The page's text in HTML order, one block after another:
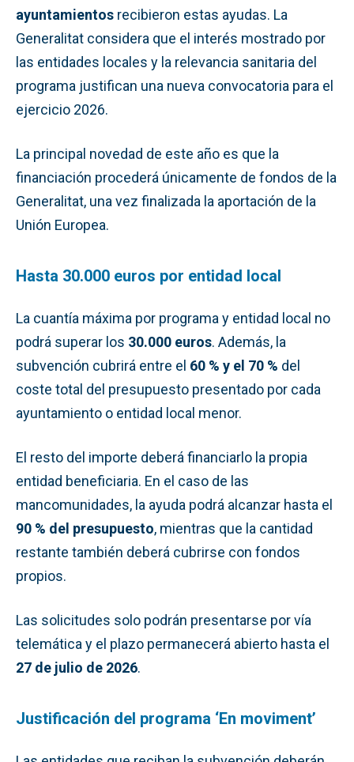
ayuntamientos recibieron estas ayudas. La
Generalitat considera que el interés mostrado por
las entidades locales y la relevancia sanitaria del
programa justifican una nueva convocatoria para el
ejercicio 2026.
La principal novedad de este año es que la
financiación procederá únicamente de fondos de la
Generalitat, una vez finalizada la aportación de la
Unión Europea.
Hasta 30.000 euros por entidad local
La cuantía máxima por programa y entidad local no
podrá superar los 30.000 euros. Además, la
subvención cubrirá entre el 60 % y el 70 % del
coste total del presupuesto presentado por cada
ayuntamiento o entidad local menor.
El resto del importe deberá financiarlo la propia
entidad beneficiaria. En el caso de las
mancomunidades, la ayuda podrá alcanzar hasta el
90 % del presupuesto, mientras que la cantidad
restante también deberá cubrirse con fondos
propios.
Las solicitudes solo podrán presentarse por vía
telemática y el plazo permanecerá abierto hasta el
27 de julio de 2026.
Justificación del programa ‘En moviment’